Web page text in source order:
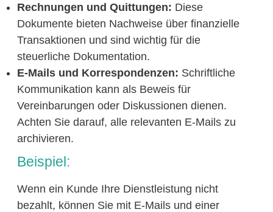
Rechnungen und Quittungen: Diese
Dokumente bieten Nachweise über finanzielle
Transaktionen und sind wichtig für die
steuerliche Dokumentation.
E-Mails und Korrespondenzen: Schriftliche
Kommunikation kann als Beweis für
Vereinbarungen oder Diskussionen dienen.
Achten Sie darauf, alle relevanten E-Mails zu
archivieren.
Beispiel:
Wenn ein Kunde Ihre Dienstleistung nicht
bezahlt, können Sie mit E-Mails und einer